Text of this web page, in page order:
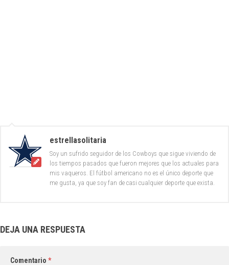
estrellasolitaria
Soy un sufrido seguidor de los Cowboys que sigue viviendo de
los tiempos pasados que fueron mejores que los actuales para
mis vaqueros. El fútbol americano no es el único deporte que
me gusta, ya que soy fan de casi cualquier deporte que exista.
DEJA UNA RESPUESTA
Comentario *